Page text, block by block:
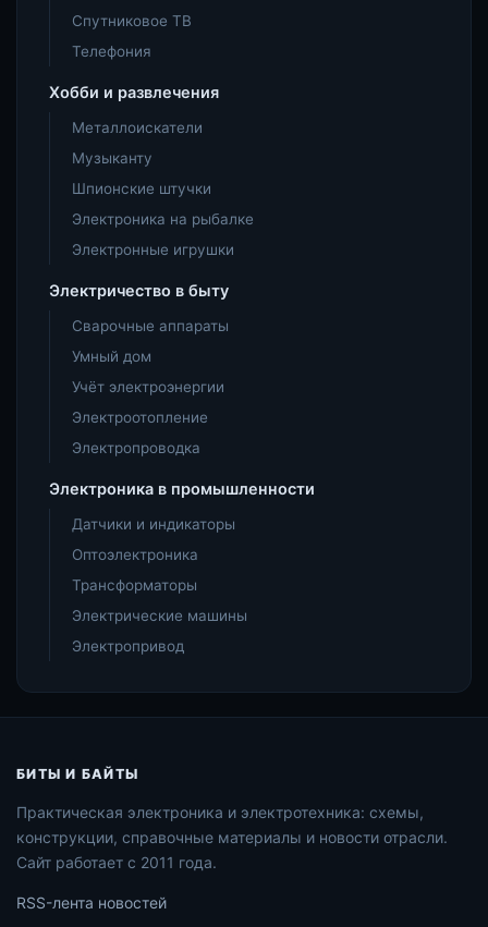
Спутниковое ТВ
Телефония
Хобби и развлечения
Металлоискатели
Музыканту
Шпионские штучки
Электроника на рыбалке
Электронные игрушки
Электричество в быту
Сварочные аппараты
Умный дом
Учёт электроэнергии
Электроотопление
Электропроводка
Электроника в промышленности
Датчики и индикаторы
Оптоэлектроника
Трансформаторы
Электрические машины
Электропривод
БИТЫ И БАЙТЫ
Практическая электроника и электротехника: схемы,
конструкции, справочные материалы и новости отрасли.
Сайт работает с 2011 года.
RSS-лента новостей